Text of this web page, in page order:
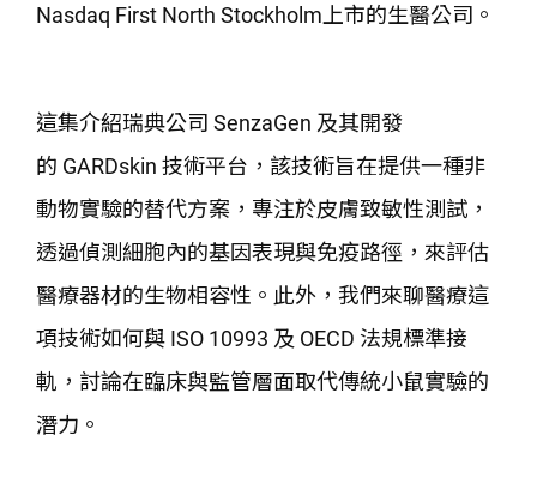
Nasdaq First North Stockholm上市的生醫公司。
這集介紹瑞典公司 SenzaGen 及其開發
的 GARDskin 技術平台，該技術旨在提供一種非
動物實驗的替代方案，專注於皮膚致敏性測試，
透過偵測細胞內的基因表現與免疫路徑，來評估
醫療器材的生物相容性。此外，我們來聊醫療這
項技術如何與 ISO 10993 及 OECD 法規標準接
軌，討論在臨床與監管層面取代傳統小鼠實驗的
潛力。